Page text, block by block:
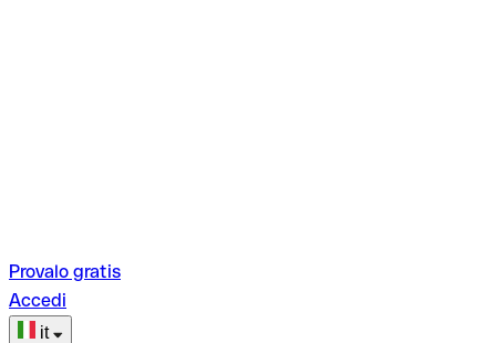
Provalo gratis
Accedi
it